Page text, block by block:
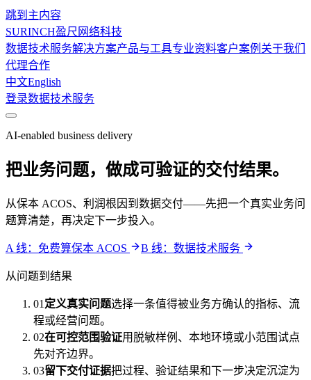
跳到主内容
SURINCH盈尺网络科技
数据技术服务解决方案产品与工具专业资料客户案例 关于我们
代理合作
中文English
登录数据技术服务
AI-enabled business delivery
把业务问题，做成可验证的交付结果。
从保本 ACOS、利润根因到数据交付——先把一个真实业务问
题算清楚，再决定下一步投入。
A 线：免费算保本 ACOS B 线：数据技术服务
从问题到结果
01 定义真实问题选择一条值得被业务方确认的指标、流
程或经营问题。
02在可控范围验证用脱敏样例、本地环境或小范围试点
先对齐边界。
03留下交付证据把过程、验证结果和下一步决定沉淀为